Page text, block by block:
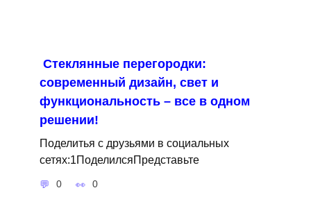
Стеклянные перегородки:
современный дизайн, свет и
функциональность – все в одном
решении!
Поделитья с друзьями в социальных
сетях:1ПоделилсяПредставьте
0 0